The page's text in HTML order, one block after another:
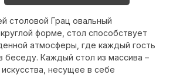
столовой Грац овальный
форме, стол способствует
атмосферы, где каждый гость
беседу. Каждый стол из массива –
несущее в себе